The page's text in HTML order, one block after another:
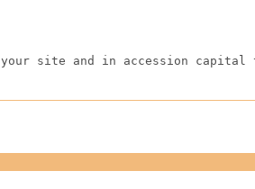
your site and in accession